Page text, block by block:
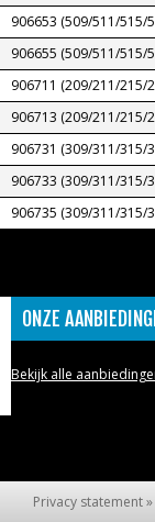
906653 (509/511/515/
906655 (509/511/515/
906711 (209/211/215/
906713 (209/211/215/
906731 (309/311/315/
906733 (309/311/315/
906735 (309/311/315/
ONZE
Bekijk alle
Privacy statement »